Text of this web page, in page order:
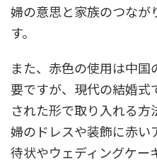
婦の意思と家族のつなが
す。
また、赤色の使用は中
要ですが、現代の結婚式
された形で取り入れる
婦のドレスや装飾に赤い
待状やウェディングケー